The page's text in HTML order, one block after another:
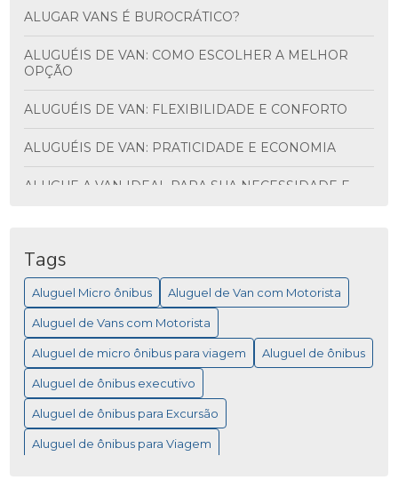
ALUGAR VANS É BUROCRÁTICO?
ALUGUÉIS DE VAN: COMO ESCOLHER A MELHOR
OPÇÃO
ALUGUÉIS DE VAN: FLEXIBILIDADE E CONFORTO
ALUGUÉIS DE VAN: PRATICIDADE E ECONOMIA
ALUGUE A VAN IDEAL PARA SUA NECESSIDADE E
PRATICIDADE
ALUGUEL DE MICRO ÔNIBUS PARA EVENTOS
ALUGUEL DE MICRO ÔNIBUS: COMO ESCOLHER A
MELHOR OPÇÃO PARA SUA VIAGEM
ALUGUEL DE MICRO ÔNIBUS: COMO ESCOLHER A
MELHOR OPÇÃO PARA VIAGEM
ALUGUEL DE MICRO ÔNIBUS: SAIBA COMO
ESCOLHER A MELHOR OPÇÃO PARA A VIAGEM
Tags
Aluguel Micro ônibus Aluguel de Van com Motorista
Aluguel de Vans com Motorista
Aluguel de micro ônibus para viagem Aluguel de ônibus
Aluguel de ônibus executivo
Aluguel de ônibus para Excursão
Aluguel de ônibus para Viagem